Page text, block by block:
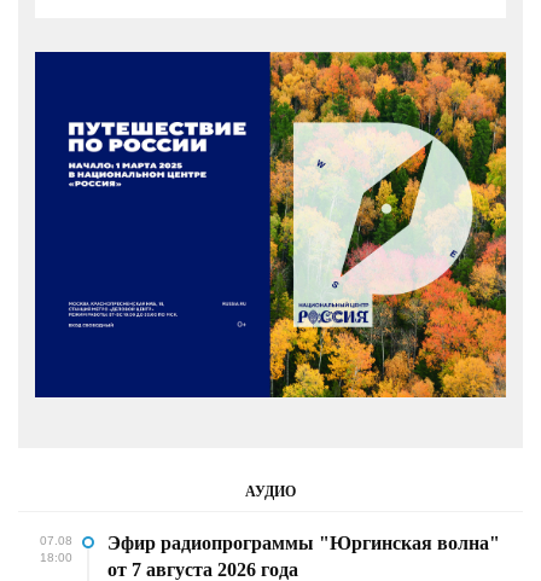
АУДИО
07.08
18:00
Эфир радиопрограммы "Юргинская волна"
от 7 августа 2026 года